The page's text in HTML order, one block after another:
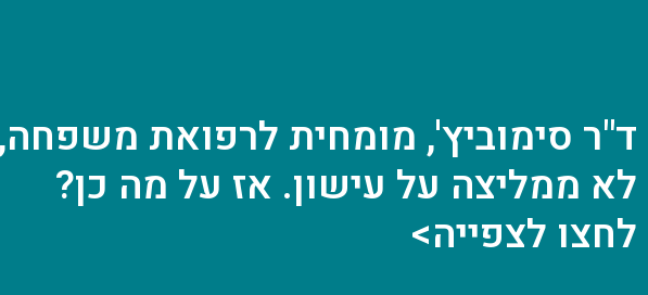
ד"ר סימוביץ', מומחית לרפואת משפחה,
לא ממליצה על עישון. אז על מה כן?
לחצו לצפייה>